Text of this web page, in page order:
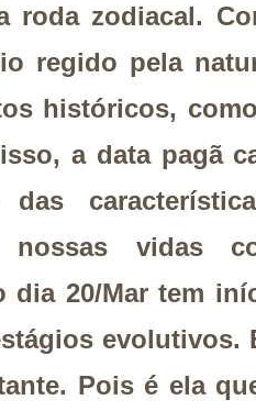
roda zodiacal.
regido pela
históricos,
a data pagã
das
nossas vidas
dia 20/Mar tem
evolutivos.
Pois é ela